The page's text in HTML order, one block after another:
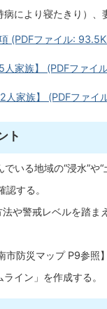
により寝たきり）、
(PDFファイル:
家族】 (PDFファイ
人家族】 (PDFファイ
ト
いる地域の“浸水”や“
する。
や警戒レベルを踏ま
防災マップ P9参照】
イン」を作成する。